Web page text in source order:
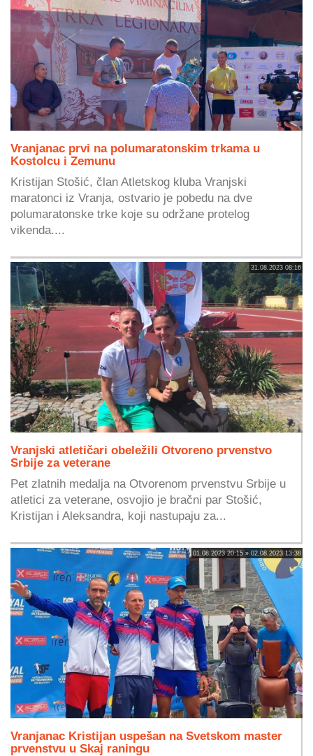
Vranjanac prvi na polumaratonskim trkama u
Kostolcu i Zemunu
Kristijan Stošić, član Atletskog kluba Vranjski
maratonci iz Vranja, ostvario je pobedu na dve
polumaratonske trke koje su održane protelog
vikenda....
31.08.2023 08:16
Vranjski atletičari obeležili Otvoreno prvenstvo
Srbije za veterane
Pet zlatnih medalja na Otvorenom prvenstvu Srbije u
atletici za veterane, osvojio je bračni par Stošić,
Kristijan i Aleksandra, koji nastupaju za...
01.08.2023 20:15 » 02.08.2023 13:38
Vranjanac Kristijan uspešan na Svetskom master
prvenstvu u Skaj raningu